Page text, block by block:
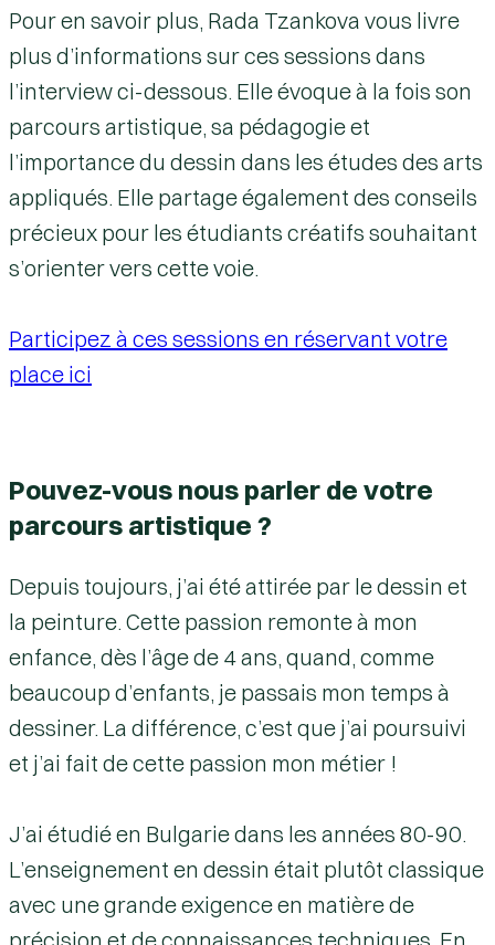
Pour en savoir plus, Rada Tzankova vous livre
plus d’informations sur ces sessions dans
l’interview ci-dessous. Elle évoque à la fois son
parcours artistique, sa pédagogie et
l’importance du dessin dans les études des arts
appliqués. Elle partage également des conseils
précieux pour les étudiants créatifs souhaitant
s’orienter vers cette voie.
Participez à ces sessions en réservant votre
place ici
Pouvez-vous nous parler de votre
parcours artistique ?
Depuis toujours, j’ai été attirée par le dessin et
la peinture. Cette passion remonte à mon
enfance, dès l’âge de 4 ans, quand, comme
beaucoup d’enfants, je passais mon temps à
dessiner. La différence, c’est que j’ai poursuivi
et j’ai fait de cette passion mon métier !
J’ai étudié en Bulgarie dans les années 80-90.
L’enseignement en dessin était plutôt classique
avec une grande exigence en matière de